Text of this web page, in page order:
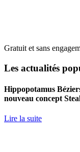
Gratuit et sans
Les actualités
Hippopotamus
nouveau concept
Lire la suite